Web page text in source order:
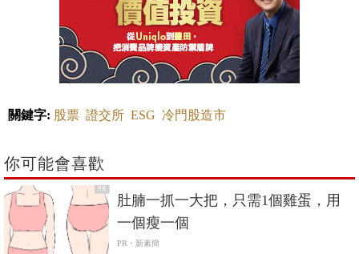
關鍵字: 股票 證交所 ESG 冷門股造市
你可能會喜歡
PR
肚腩一抓一大把，只需1個雞蛋，用
一個瘦一個
PR・新素簡